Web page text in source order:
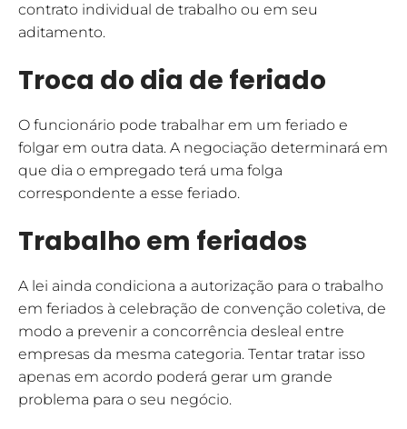
contrato individual de trabalho ou em seu
aditamento.
Troca do dia de feriado
O funcionário pode trabalhar em um feriado e
folgar em outra data. A negociação determinará em
que dia o empregado terá uma folga
correspondente a esse feriado.
Trabalho em feriados
A lei ainda condiciona a autorização para o trabalho
em feriados à celebração de convenção coletiva, de
modo a prevenir a concorrência desleal entre
empresas da mesma categoria. Tentar tratar isso
apenas em acordo poderá gerar um grande
problema para o seu negócio.